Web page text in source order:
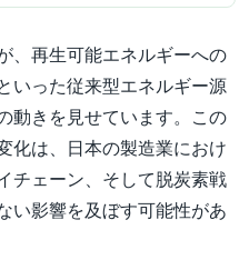
、再生可能エネルギーへの
いった従来型エネルギー源
動きを見せています。この
化は、日本の製造業におけ
チェーン、そして脱炭素戦
い影響を及ぼす可能性があ